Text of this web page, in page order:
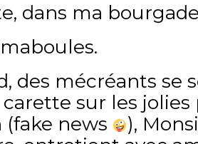
dans ma
des mécréants se
sur les jolies
news
),